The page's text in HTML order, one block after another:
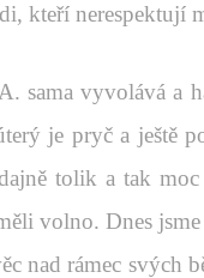
kteří nerespektují
sama vyvolává a
je pryč a ještě
tolik a tak
volno. Dnes
nad rámec svých